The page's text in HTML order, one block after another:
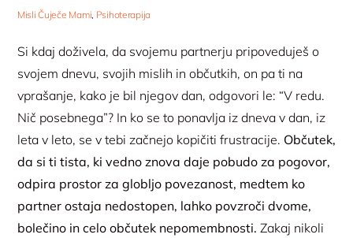
Misli Čuječe Mami Psihoterapija
Si kdaj doživela, da svojemu partnerju pripoveduješ o
svojem dnevu, svojih mislih in občutkih, on pa ti na
vprašanje, kako je bil njegov dan, odgovori le: “V redu.
Nič posebnega”? In ko se to ponavlja iz dneva v dan, iz
leta v leto, se v tebi začnejo kopičiti frustracije. Občutek,
da si ti tista, ki vedno znova daje pobudo za pogovor,
odpira prostor za globljo povezanost, medtem ko
partner ostaja nedostopen, lahko povzroči dvome,
bolečino in celo občutek nepomembnosti. Zakaj nikoli